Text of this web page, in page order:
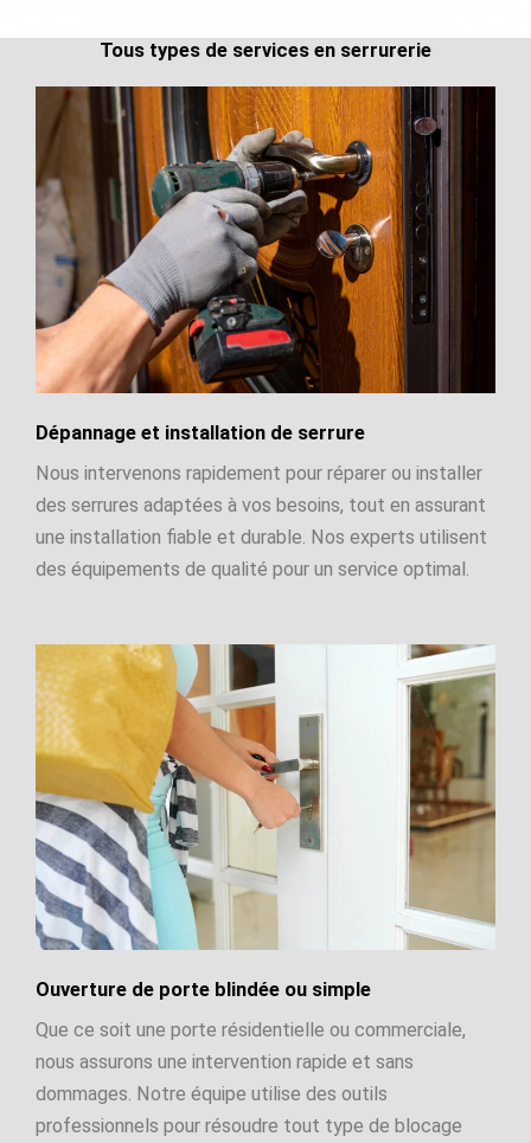
Tous types de services en serrurerie
Dépannage et installation de serrure
Nous intervenons rapidement pour réparer ou installer
des serrures adaptées à vos besoins, tout en assurant
une installation fiable et durable. Nos experts utilisent
des équipements de qualité pour un service optimal.
Ouverture de porte blindée ou simple
Que ce soit une porte résidentielle ou commerciale,
nous assurons une intervention rapide et sans
dommages. Notre équipe utilise des outils
professionnels pour résoudre tout type de blocage